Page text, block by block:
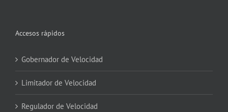
Accesos rápidos
Gobernador de Velocidad
Limitador de Velocidad
Regulador de Velocidad